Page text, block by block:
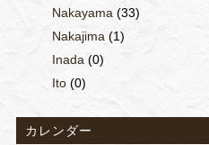
Nakayama (33)
Nakajima (1)
Inada (0)
Ito(0)
カレンダー